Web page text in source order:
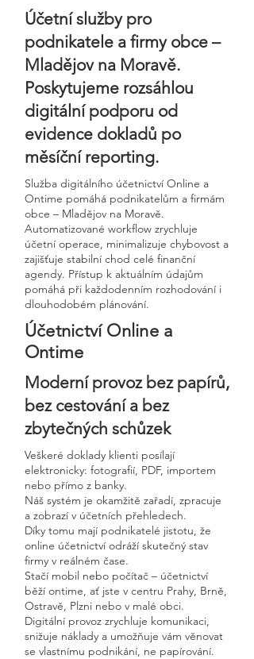
Účetní služby pro
podnikatele a firmy obce –
Mladějov na Moravě.
Poskytujeme rozsáhlou
digitální podporu od
evidence dokladů po
měsíční reporting.
Služba digitálního účetnictví Online a
Ontime pomáhá podnikatelům a firmám
obce – Mladějov na Moravě.
Automatizované workflow zrychluje
účetní operace, minimalizuje chybovost a
zajišťuje stabilní chod celé finanční
agendy. Přístup k aktuálním údajům
pomáhá při každodenním rozhodování i
dlouhodobém plánování.
Účetnictví Online a
Ontime
Moderní provoz bez papírů,
bez cestování a bez
zbytečných schůzek
Veškeré doklady klienti posílají
elektronicky: fotografií, PDF, importem
nebo přímo z banky.
Náš systém je okamžitě zařadí, zpracuje
a zobrazí v účetních přehledech.
Díky tomu mají podnikatelé jistotu, že
online účetnictví odráží skutečný stav
firmy v reálném čase.
Stačí mobil nebo počítač – účetnictví
běží ontime, ať jste v centru Prahy, Brně,
Ostravě, Plzni nebo v malé obci.
Digitální provoz zrychluje komunikaci,
snižuje náklady a umožňuje vám věnovat
se vlastnímu podnikání, ne papírování.